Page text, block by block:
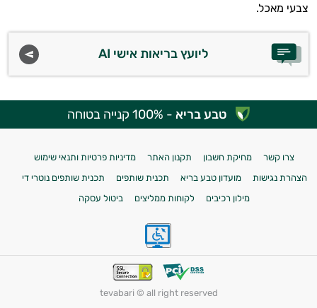
צבעי מאכל.
ליועץ בריאות אישי AI
טבע בריא - 100% קנייה בטוחה
צרו קשר מחיקת חשבון תקנון האתר
מדיניות פרטיות ותנאי שימוש
הצהרת נגישות
מועדון טבע בריא תכנית שותפים
תכנית שותפים נוטרי די
מילון רכיבים
לקוחות ממליצים ביטול עסקה
tevabari © all right reserved